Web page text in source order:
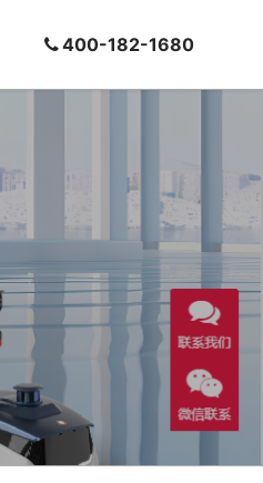
400-182-1680